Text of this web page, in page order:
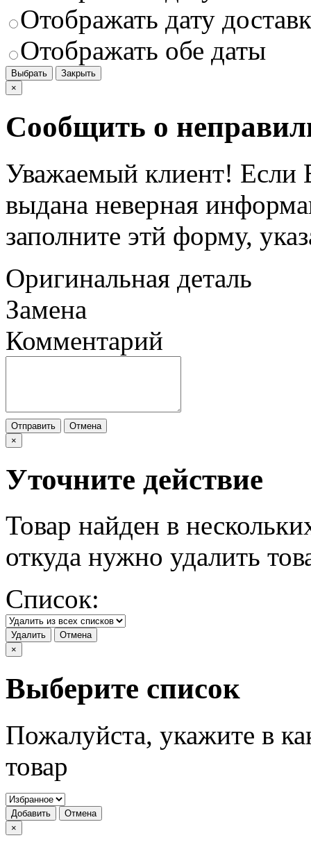
Отображать дату
Отображать обе даты
Выбрать
Закрыть
×
Сообщить о
Уважаемый клиент! Если
выдана неверная
заполните этй форму,
Оригинальная деталь
Замена
Комментарий
Отправить
Отмена
×
Уточните действие
Товар найден в
откуда нужно удалить
Список:
Удалить
Отмена
×
Выберите список
Пожалуйста, укажите в
товар
Добавить
Отмена
×